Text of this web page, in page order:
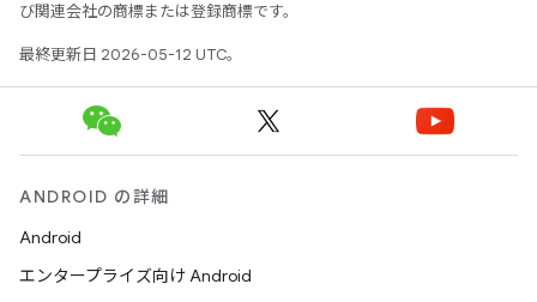
び関連会社の商標または登録商標です。
最終更新日 2026-05-12 UTC。
ANDROID の詳細
Android
エンタープライズ向け Android